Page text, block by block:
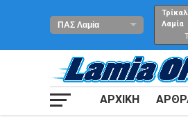
Λαμία
ΑΡΧΙΚΗ